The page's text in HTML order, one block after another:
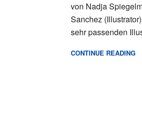
von Nadja
Sanchez
sehr passenden
CONTINUE READING